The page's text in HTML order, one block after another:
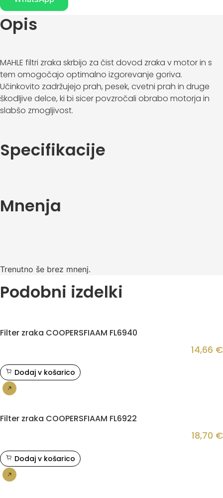
Opis
MAHLE filtri zraka skrbijo za čist dovod zraka v motor in s
tem omogočajo optimalno izgorevanje goriva.
Učinkovito zadržujejo prah, pesek, cvetni prah in druge
škodljive delce, ki bi sicer povzročali obrabo motorja in
slabšo zmogljivost.
zmanjša poraba goriva in podaljša življenjska doba
motorja. Filtri so izdelani po OE specifikacijah in
Specifikacije
Mnenja
Trenutno še brez mnenj.
Podobni izdelki
Filter zraka COOPERSFIAAM FL6940
14,66 €
Dodaj v košarico
Filter zraka COOPERSFIAAM FL6922
18,70 €
Dodaj v košarico